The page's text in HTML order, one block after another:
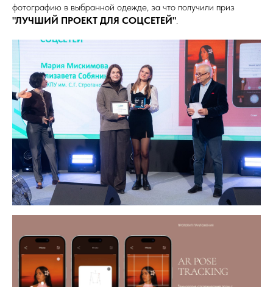
фотографию в выбранной одежде, за что получили приз
"ЛУЧШИЙ ПРОЕКТ ДЛЯ СОЦСЕТЕЙ".